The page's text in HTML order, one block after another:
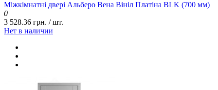
Міжкімнатні двері Альберо Вена Вініл Платіна BLK (700 мм)
0
3 528.36 грн. / шт.
Нет в наличии